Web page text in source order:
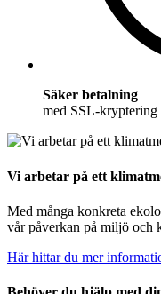
Säker betalning
med SSL-kryptering
Vi arbetar på ett
Med många konkreta
vår påverkan på miljö och
Här hittar du mer